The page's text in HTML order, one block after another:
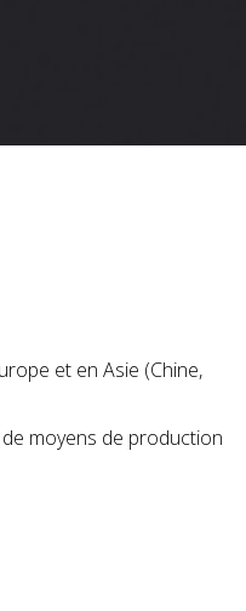
et en Asie (Chine,
moyens de production